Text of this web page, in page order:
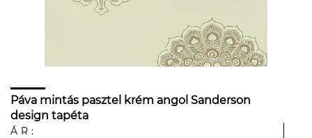
Páva mintás pasztel krém angol Sanderson
design tapéta
ÁR: